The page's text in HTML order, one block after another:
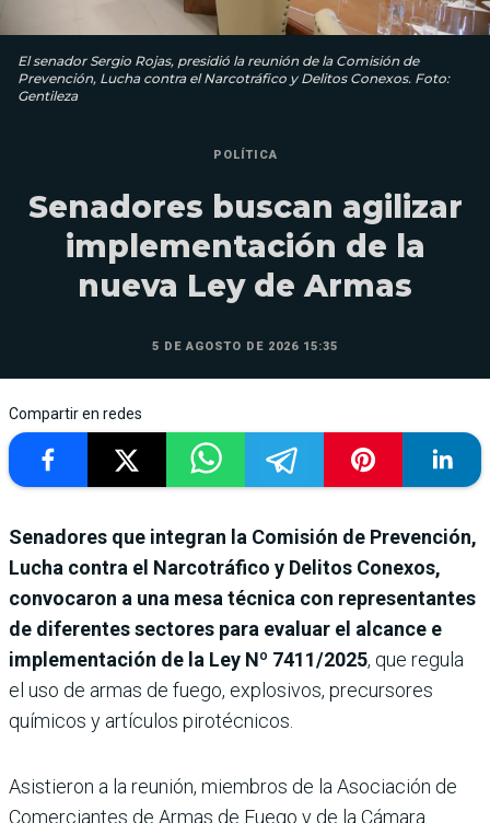
El senador Sergio Rojas, presidió la reunión de la Comisión de
Prevención, Lucha contra el Narcotráfico y Delitos Conexos. Foto:
Gentileza
POLÍTICA
Senadores buscan agilizar
implementación de la
nueva Ley de Armas
5 DE AGOSTO DE 2026 15:35
Compartir en redes
Senadores que integran la Comisión de Prevención,
Lucha contra el Narcotráfico y Delitos Conexos,
convocaron a una mesa técnica con representantes
de diferentes sectores para evaluar el alcance e
implementación de la Ley Nº 7411/2025, que regula
el uso de armas de fuego, explosivos, precursores
químicos y artículos pirotécnicos.
Asistieron a la reunión, miembros de la Asociación de
Comerciantes de Armas de Fuego y de la Cámara